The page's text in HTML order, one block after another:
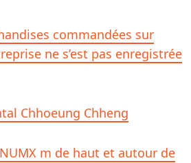
commandées sur
ne s’est pas enregistrée
Chhoeung Chheng
m de haut et autour de